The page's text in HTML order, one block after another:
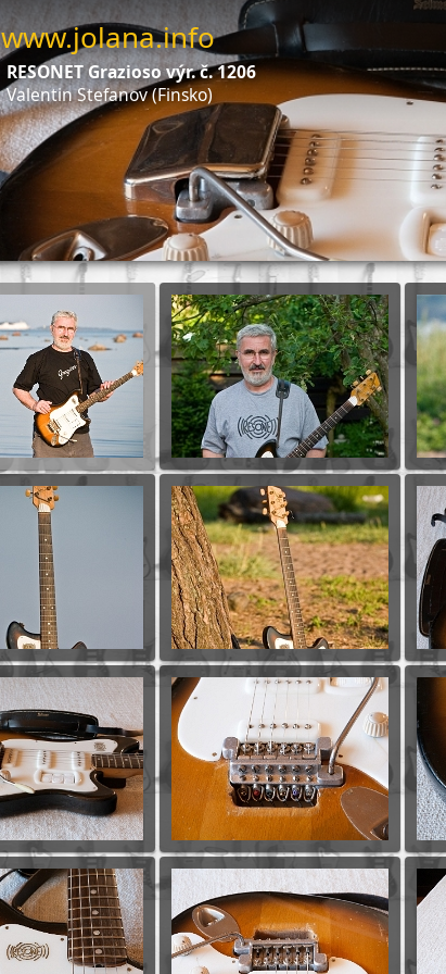
www.jolana.info
RESONET Grazioso výr. č. 1206
Valentin Stefanov (Finsko)